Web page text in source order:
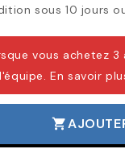
sous 10 jours
vous achetez
En savoir
shopping_cart